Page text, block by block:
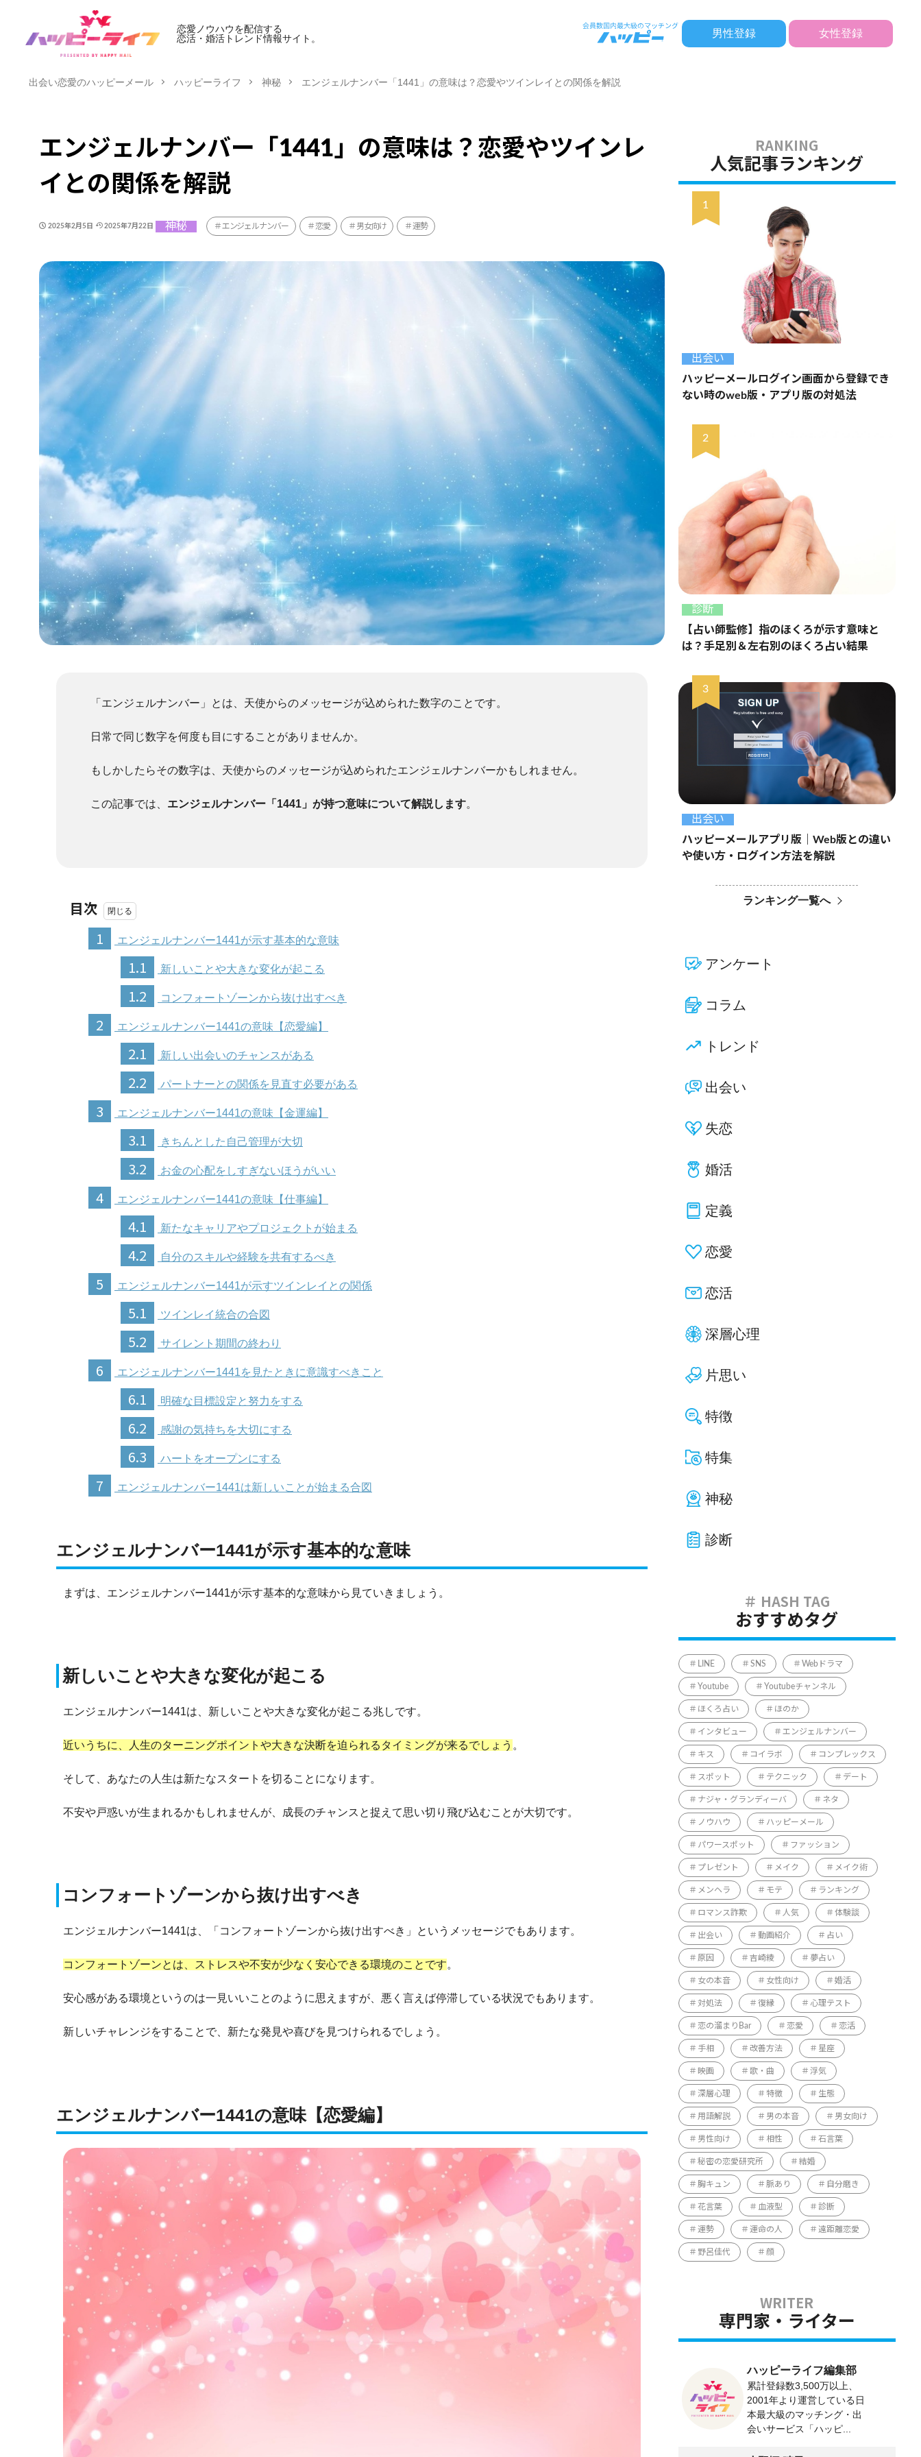
恋愛ノウハウを配信する
恋活・婚活トレンド情報サイト。
男性登録 女性登録
出会い恋愛のハッピーメール ハッピーライフ 神秘 エンジェルナンバー「1441」の意味は？恋愛やツインレイとの関係を解説
エンジェルナンバー「1441」の意味は？恋愛やツインレ
イとの関係を解説
2025年2月5日 2025年7月22日 神秘 エンジェルナンバー 恋愛 男女向け 運勢
「エンジェルナンバー」とは、天使からのメッセージが込められた数字のことです。
日常で同じ数字を何度も目にすることがありませんか。
もしかしたらその数字は、天使からのメッセージが込められたエンジェルナンバーかもしれません。
この記事では、 エンジェルナンバー「1441」が持つ意味について解説します。
目次
1
エンジェルナンバー1441が示す基本的な意味
1.1 新しいことや大きな変化が起こる
1.2 コンフォートゾーンから抜け出すべき
2 エンジェルナンバー1441の意味【恋愛編】
2.1 新しい出会いのチャンスがある
2.2 パートナーとの関係を見直す必要がある
3 エンジェルナンバー1441の意味【金運編】
3.1 きちんとした自己管理が大切
3.2 お金の心配をしすぎないほうがいい
4 エンジェルナンバー1441の意味【仕事編】
4.1 新たなキャリアやプロジェクトが始まる
4.2 自分のスキルや経験を共有するべき
5 エンジェルナンバー1441が示すツインレイとの関係
5.1 ツインレイ統合の合図
5.2 サイレント期間の終わり
6 エンジェルナンバー1441を見たときに意識すべきこと
6.1 明確な目標設定と努力をする
6.2 感謝の気持ちを大切にする
6.3 ハートをオープンにする
7 エンジェルナンバー1441は新しいことが始まる合図
エンジェルナンバー1441が示す基本的な意味
まずは、エンジェルナンバー1441が示す基本的な意味から見ていきましょう。
新しいことや大きな変化が起こる
エンジェルナンバー1441は、新しいことや大きな変化が起こる兆しです。
近いうちに、人生のターニングポイントや大きな決断を迫られるタイミングが来るでしょう 。
そして、あなたの人生は新たなスタートを切ることになります。
不安や戸惑いが生まれるかもしれませんが、成長のチャンスと捉えて思い切り飛び込むことが大切です。
コンフォートゾーンから抜け出すべき
エンジェルナンバー1441は、「コンフォートゾーンから抜け出すべき」というメッセージでもあります。
コンフォートゾーンとは、ストレスや不安が少なく安心できる環境のことです。
安心感がある環境というのは一見いいことのように思えますが、悪く言えば停滞している状況でもあります。
新しいチャレンジをすることで、新たな発見や喜びを見つけられるでしょう。
エンジェルナンバー1441の意味【恋愛編】
人気記事ランキング
出会い
ハッピーメールログイン画面から登録でき
ない時のweb版・アプリ版の対処法
診断
【占い師監修】指のほくろが示す意味と
は？手足別＆左右別のほくろ占い結果
出会い
ハッピーメールアプリ版｜Web版との違い
や使い方・ログイン方法を解説
ランキング一覧へ
アンケート
コラム
トレンド
出会い
失恋
婚活
定義
恋愛
恋活
深層心理
片思い
特徴
特集
神秘
診断
おすすめタグ
LINE SNS Webドラマ
Youtube Youtubeチャンネル
ほくろ占い ほのか
インタビュー エンジェルナンバー
キス コイラボ コンプレックス
スポット テクニック デート
ナジャ・グランディーバ ネタ
ノウハウ ハッピーメール
パワースポット ファッション
プレゼント メイク メイク術
メンヘラ モテ ランキング
ロマンス詐欺 人気 体験談
出会い 動画紹介 占い
原因 吉崎綾 夢占い
女の本音 女性向け 婚活
対処法 復縁 心理テスト
恋の溜まりBar 恋愛 恋活
手相 改善方法 星座
映画 歌・曲 浮気
深層心理 特徴 生態
用語解説 男の本音 男女向け
男性向け 相性 石言葉
秘密の恋愛研究所 結婚
胸キュン 脈あり 自分磨き
花言葉 血液型 診断
運勢 運命の人 遠距離恋愛
野呂佳代 顔
専門家・ライター
ハッピーライフ編集部
累計登録数3,500万以上、
2001年より運営している日
本最大級のマッチング・出
会いサービス「ハッピ...